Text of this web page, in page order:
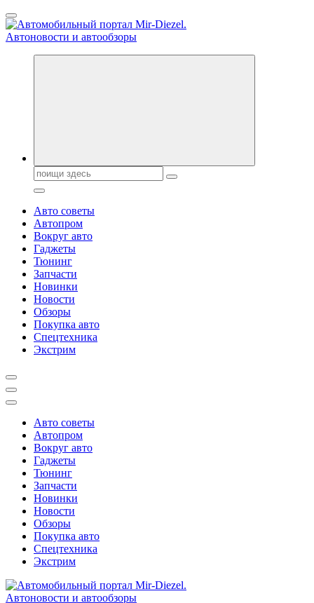
Перейти
к
содержанию
Справочник автомобилиста. Обзор новинок популярных
Поиск:
Авто советы
Автопром
Вокруг авто
Гаджеты
Тюнинг
Запчасти
Новинки
Новости
Обзоры
Покупка авто
Спецтехника
Экстрим
Авто советы
Автопром
Вокруг авто
Гаджеты
Тюнинг
Запчасти
Новинки
Новости
Обзоры
Покупка авто
Спецтехника
Экстрим